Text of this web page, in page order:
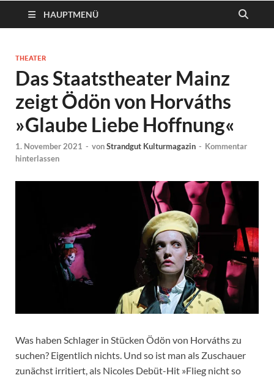
HAUPTMENÜ
THEATER
Das Staatstheater Mainz
zeigt Ödön von Horváths
»Glaube Liebe Hoffnung«
1. November 2021 - vonStrandgut Kulturmagazin - Kommentar
hinterlassen
Was haben Schlager in Stücken Ödön von Horváths zu
suchen? Eigentlich nichts. Und so ist man als Zuschauer
zunächst irritiert, als Nicoles Debüt-Hit »Flieg nicht so